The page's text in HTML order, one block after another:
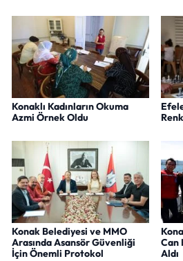
Konaklı Kadınların Okuma
Azmi Örnek Oldu
Konak Belediyesi ve MMO
Arasında Asansör Güvenliği
İçin Önemli Protokol
Can
Aldı